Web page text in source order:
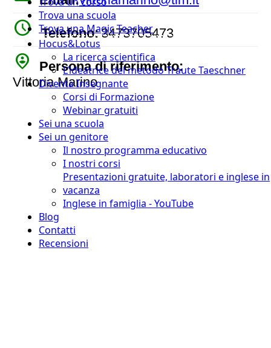
Trova una scuola
Trova una Magic Teacher
Hocus&Lotus
La ricerca scientifica
L’ideatrice del metodo Traute Taeschner
Diventa Insegnante
Corsi di Formazione
Webinar gratuiti
Sei una scuola
Sei un genitore
Il nostro programma educativo
I nostri corsi
Presentazioni gratuite, laboratori e inglese in
vacanza
Inglese in famiglia - YouTube
Blog
Contatti
Recensioni
watch_later Telefono:3473705473
person_pin_circle
Persona di riferimento:
Vittoria Marino